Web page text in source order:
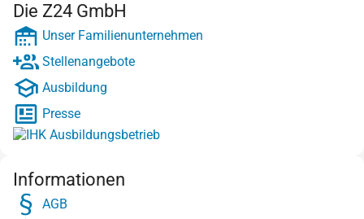
Die Z24 GmbH
Unser Familienunternehmen
Stellenangebote
Ausbildung
Presse
Informationen
AGB